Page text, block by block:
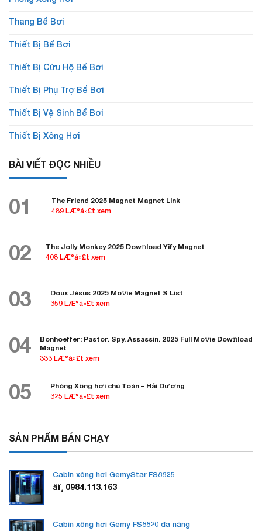
Thang Bể Bơi
Thiết Bị Bể Bơi
Thiết Bị Cứu Hộ Bể Bơi
Thiết Bị Phụ Trợ Bể Bơi
Thiết Bị Vệ Sinh Bể Bơi
Thiết Bị Xông Hơi
BÀI VIẾT ĐỌC NHIỀU
01
The Friend 2025 Magnet Magnet Link
489 LÆ°á»£t xem
02
The Jolly Monkey 2025 Dow𝚗load Yify Magnet
408 LÆ°á»£t xem
03
Doux Jésus 2025 Mo𝚟ie Magnet S List
359 LÆ°á»£t xem
04
Bonhoeffer: Pastor. Spy. Assassin. 2025 Full Mo𝚟ie Dow𝚗load
Magnet
333 LÆ°á»£t xem
05
Phòng Xông hơi chú Toàn – Hải Dương
325 LÆ°á»£t xem
SẢN PHẨM BÁN CHẠY
Cabin xông hơi GemyStar FS8825
âï¸ 0984.113.163
Cabin xông hơi Gemy FS8820 đa năng